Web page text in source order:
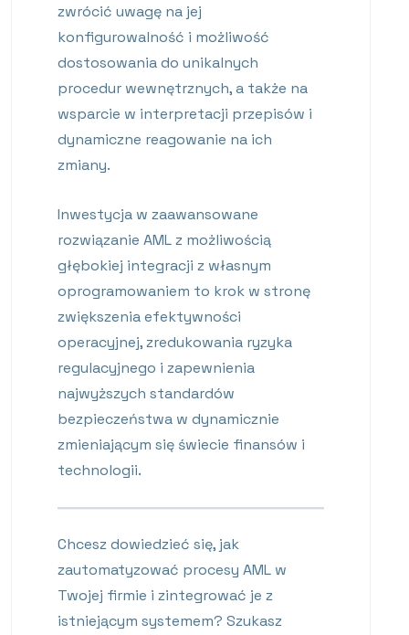
zwrócić uwagę na jej
konfigurowalność i możliwość
dostosowania do unikalnych
procedur wewnętrznych, a także na
wsparcie w interpretacji przepisów i
dynamiczne reagowanie na ich
zmiany.
Inwestycja w zaawansowane
rozwiązanie AML z możliwością
głębokiej integracji z własnym
oprogramowaniem to krok w stronę
zwiększenia efektywności
operacyjnej, zredukowania ryzyka
regulacyjnego i zapewnienia
najwyższych standardów
bezpieczeństwa w dynamicznie
zmieniającym się świecie finansów i
technologii.
Chcesz dowiedzieć się, jak
zautomatyzować procesy AML w
Twojej firmie i zintegrować je z
istniejącym systemem? Szukasz